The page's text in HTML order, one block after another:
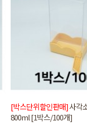
[박스단위할인판매]사각
800ml [1박스/100개]